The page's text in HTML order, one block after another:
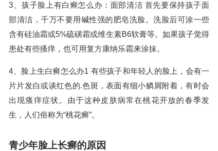
3、孩子脸上有白癣怎么办：面部清洁 首先要保持孩子面
部清洁，千万不要用碱性强的肥皂洗脸。洗脸后可涂一些
含有硅油霜或5%硫磺霜或维生素B6软膏等。如果孩子觉得
患处有些搔痒，也可用复方康纳乐霜来涂抹。
4、脸上生白癣怎么办1 有些孩子和年轻人的脸上，会有一
片片发白或谈红色的.色斑，表面有细小鳞屑附着，有时会
出现瘙痒症状。由于这种皮肤病常在桃花开放的春季发
生，人们俗称为“桃花癣”。
青少年脸上长癣的原因